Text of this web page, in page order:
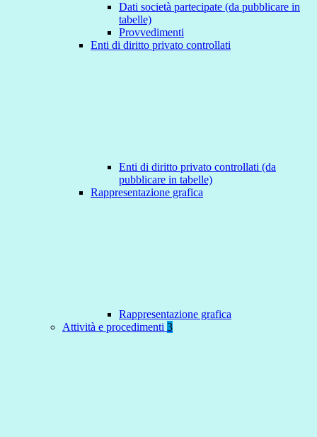
Dati società partecipate (da pubblicare in
tabelle)
Provvedimenti
Enti di diritto privato controllati
Enti di diritto privato controllati (da
pubblicare in tabelle)
Rappresentazione grafica
Rappresentazione grafica
Attività e procedimenti 3